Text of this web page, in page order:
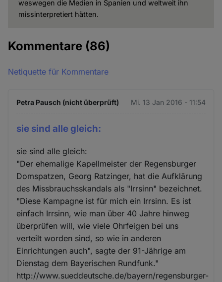
weswegen die Medien in Spanien und weltweit ihn
missinterpretiert hätten.
Kommentare (86)
Netiquette für Kommentare
Petra Pausch (nicht überprüft) Mi. 13 Jan 2016 - 11:54
sie sind alle gleich:
sie sind alle gleich:
"Der ehemalige Kapellmeister der Regensburger
Domspatzen, Georg Ratzinger, hat die Aufklärung
des Missbrauchsskandals als "Irrsinn" bezeichnet.
"Diese Kampagne ist für mich ein Irrsinn. Es ist
einfach Irrsinn, wie man über 40 Jahre hinweg
überprüfen will, wie viele Ohrfeigen bei uns
verteilt worden sind, so wie in anderen
Einrichtungen auch", sagte der 91-Jährige am
Dienstag dem Bayerischen Rundfunk."
http://www.sueddeutsche.de/bayern/regensburger-